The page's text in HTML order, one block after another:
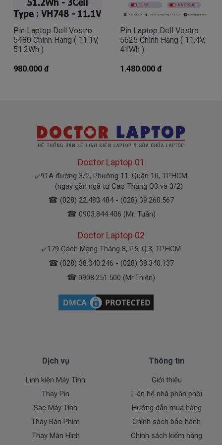
Bạn chưa biết pin này có phù hợp với laptop của
mình hay không?
Bạn chưa biết máy tính Dell của mình là dòng
Bạn có thể gọi Zalo cho shop tai số0903.844.406
(Mr. Tuấn).
tin để chút Doctoplaptop gọi lại cho bạn nhé.
Giá Pin Laptop dell 5480 mua là bao
nhiêu
thượng vàng hạ cám chất lượng bèo béo beo giá
thật rẻ củng có. Có nơi bán giá trên trời giá cao ngất
ngưỡng củng có.
Riêng shop Doctorlaptop chỉ có đúng 2 loại
3 sàn xuất nhé )
Pin máy Dell chính hãng Giá bạn mua là 980k
( Pin Zin này là pin xách tay về nhé )
Pin Laptop Dell Vostro
5480 Chính Hãng ( 11.1V,
51.2Wh )
980.000 đ
Pin Laptop Dell Vostro
5625 Chính Hãng ( 11.4V,
41Wh )
1.480.000 đ
Doctor Laptop 01
✔️91A đường 3/2, Phường 11, Quận 10, TP.HCM
(ngay gần ngã tư Cao Thắng Q3 và 3/2)
☎ (028) 22.483.484 - (028) 39.260.567
☎ 0903.844.406 (Mr. Tuấn)
Doctor Laptop 02
✔️179 Cách Mạng Tháng 8, P.5, Q.3, TP.HCM
☎ (028) 38.340.246 - (028) 38.340.137
☎ 0908.251.500 (Mr.Thiện)
Dịch vụ
Linh kiện Máy Tính
Thay Pin
Sạc Máy Tính
Thay Bàn Phím
Thay Màn Hình
Thông tin
Giới thiệu
Liên hệ nhà phân phối
Hướng dẫn mua hàng
Chính sách bảo hành
Chính sách kiểm hàng